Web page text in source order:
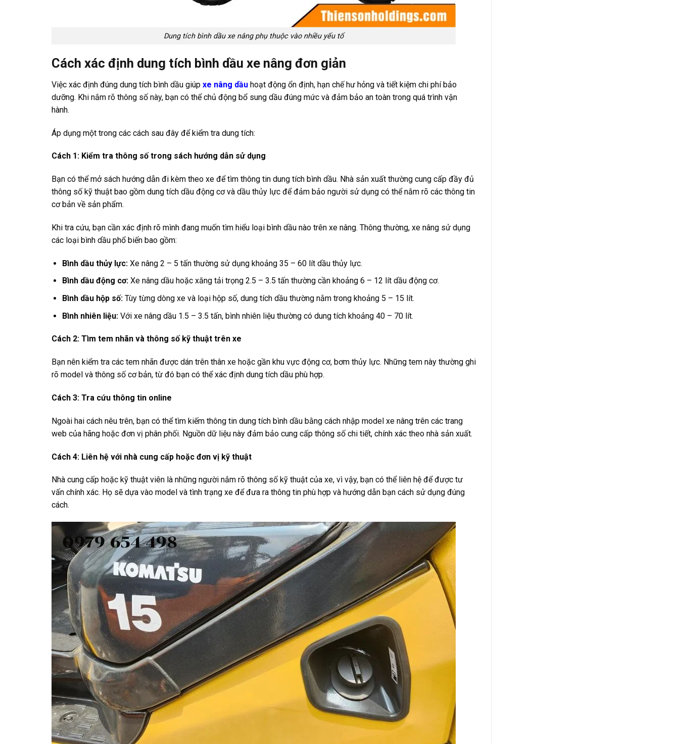
Dung tích bình dầu xe nâng phụ thuộc vào nhiều yếu tố
Cách xác định dung tích bình dầu xe nâng đơn giản
Việc xác định đúng dung tích bình dầu giúp xe nâng dầu hoạt động ổn định, hạn chế hư hỏng và tiết kiệm chi phí bảo
dưỡng. Khi nắm rõ thông số này, bạn có thể chủ động bổ sung dầu đúng mức và đảm bảo an toàn trong quá trình vận
hành.
Áp dụng một trong các cách sau đây để kiểm tra dung tích:
Cách 1: Kiểm tra thông số trong sách hướng dẫn sử dụng
Bạn có thể mở sách hướng dẫn đi kèm theo xe để tìm thông tin dung tích bình dầu. Nhà sản xuất thường cung cấp đầy đủ
thông số kỹ thuật bao gồm dung tích dầu động cơ và dầu thủy lực để đảm bảo người sử dụng có thể nắm rõ các thông tin
cơ bản về sản phẩm.
Khi tra cứu, bạn cần xác định rõ mình đang muốn tìm hiểu loại bình dầu nào trên xe nâng. Thông thường, xe nâng sử dụng
các loại bình dầu phổ biến bao gồm:
Bình dầu thủy lực: Xe nâng 2 – 5 tấn thường sử dụng khoảng 35 – 60 lít dầu thủy lực.
Bình dầu động cơ: Xe nâng dầu hoặc xăng tải trọng 2.5 – 3.5 tấn thường cần khoảng 6 – 12 lít dầu động cơ.
Bình dầu hộp số:Tùy từng dòng xe và loại hộp số, dung tích dầu thường nằm trong khoảng 5 – 15 lít.
Bình nhiên liệu:Với xe nâng dầu 1.5 – 3.5 tấn, bình nhiên liệu thường có dung tích khoảng 40 – 70 lít.
Cách 2: Tìm tem nhãn và thông số kỹ thuật trên xe
Bạn nên kiểm tra các tem nhãn được dán trên thân xe hoặc gần khu vực động cơ, bơm thủy lực. Những tem này thường ghi
rõ model và thông số cơ bản, từ đó bạn có thể xác định dung tích dầu phù hợp.
Cách 3: Tra cứu thông tin online
Ngoài hai cách nêu trên, bạn có thể tìm kiếm thông tin dung tích bình dầu bằng cách nhập model xe nâng trên các trang
web của hãng hoặc đơn vị phân phối. Nguồn dữ liệu này đảm bảo cung cấp thông số chi tiết, chính xác theo nhà sản xuất.
Cách 4: Liên hệ với nhà cung cấp hoặc đơn vị kỹ thuật
Nhà cung cấp hoặc kỹ thuật viên là những người nắm rõ thông số kỹ thuật của xe, vì vậy, bạn có thể liên hệ để được tư
vấn chính xác. Họ sẽ dựa vào model và tình trạng xe để đưa ra thông tin phù hợp và hướng dẫn bạn cách sử dụng đúng
cách.